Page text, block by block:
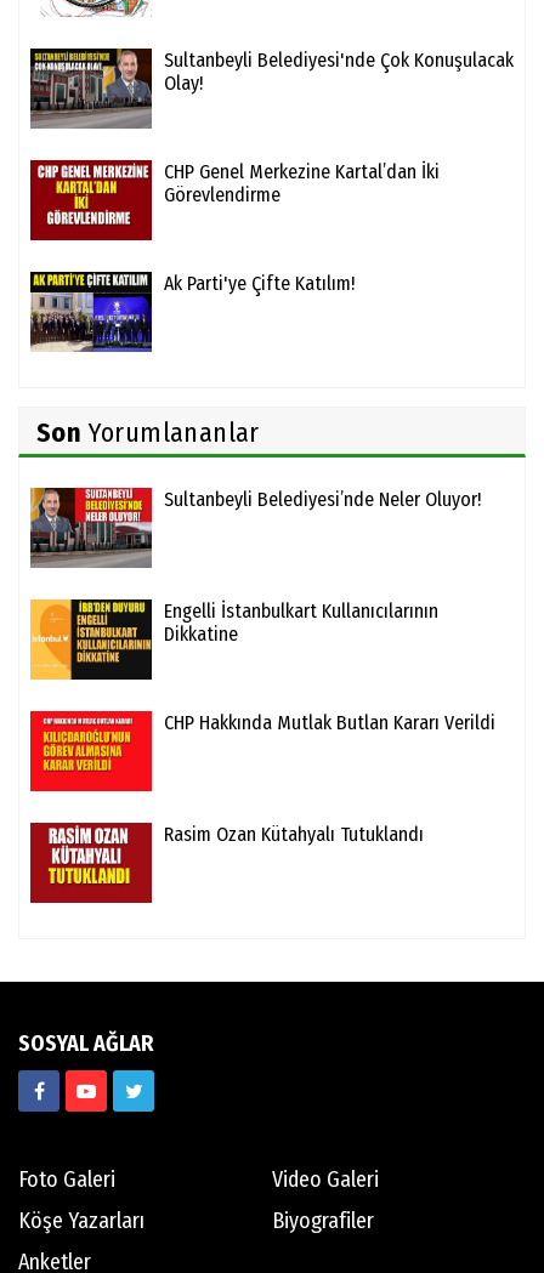
Sultanbeyli Belediyesi'nde Çok Konuşulacak
Olay!
CHP Genel Merkezine Kartal’dan İki
Görevlendirme
Ak Parti'ye Çifte Katılım!
Son Yorumlananlar
Sultanbeyli Belediyesi’nde Neler Oluyor!
Engelli İstanbulkart Kullanıcılarının
Dikkatine
CHP Hakkında Mutlak Butlan Kararı Verildi
Rasim Ozan Kütahyalı Tutuklandı
SOSYAL AĞLAR
Foto Galeri
Video Galeri
Köşe Yazarları
Biyografiler
Anketler